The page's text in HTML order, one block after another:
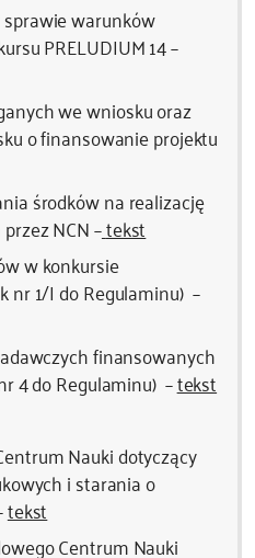
sprawie warunków
PRELUDIUM 14 –
we wniosku oraz
o finansowanie projektu
środków na realizację
NCN –tekst
w konkursie
nr 1/I do Regulaminu) –
finansowanych
4 do Regulaminu) –tekst
Nauki dotyczący
i starania o
tekst
Centrum Nauki